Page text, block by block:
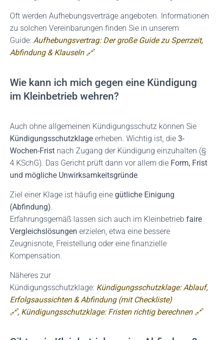
Oft werden Aufhebungsverträge angeboten. Informationen
zu solchen Vereinbarungen finden Sie in unserem
Guide: Aufhebungsvertrag: Der große Guide zu Sperrzeit,
Abfindung & Klauseln 🔗
Wie kann ich mich gegen eine Kündigung
im Kleinbetrieb wehren?
Auch ohne allgemeinen Kündigungsschutz können Sie
Kündigungsschutzklage erheben. Wichtig ist, die 3-
Wochen-Frist nach Zugang der Kündigung einzuhalten (§
4 KSchG). Das Gericht prüft dann vor allem die Form, Frist
und mögliche Unwirksamkeitsgründe.
Ziel einer Klage ist häufig eine gütliche Einigung
(Abfindung).
Erfahrungsgemäß lassen sich auch im Kleinbetrieb faire
Vergleichslösungen erzielen, etwa eine bessere
Zeugnisnote, Freistellung oder eine finanzielle
Kompensation.
Näheres zur
Kündigungsschutzklage: Kündigungsschutzklage: Ablauf,
Erfolgsaussichten & Abfindung (mit Checkliste)
🔗, Kündigungsschutzklage: Fristen richtig berechnen 🔗